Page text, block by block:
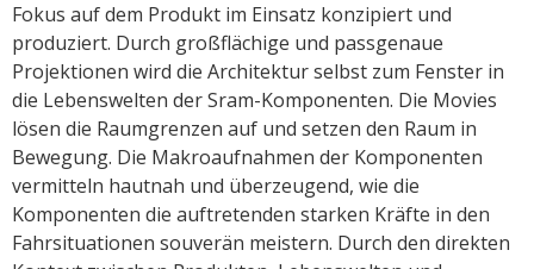
Fokus auf dem Produkt im Einsatz konzipiert und
produziert. Durch großflächige und passgenaue
Projektionen wird die Architektur selbst zum Fenster in
die Lebenswelten der Sram-Komponenten. Die Movies
lösen die Raumgrenzen auf und setzen den Raum in
Bewegung. Die Makroaufnahmen der Komponenten
vermitteln hautnah und überzeugend, wie die
Komponenten die auftretenden starken Kräfte in den
Fahrsituationen souverän meistern. Durch den direkten